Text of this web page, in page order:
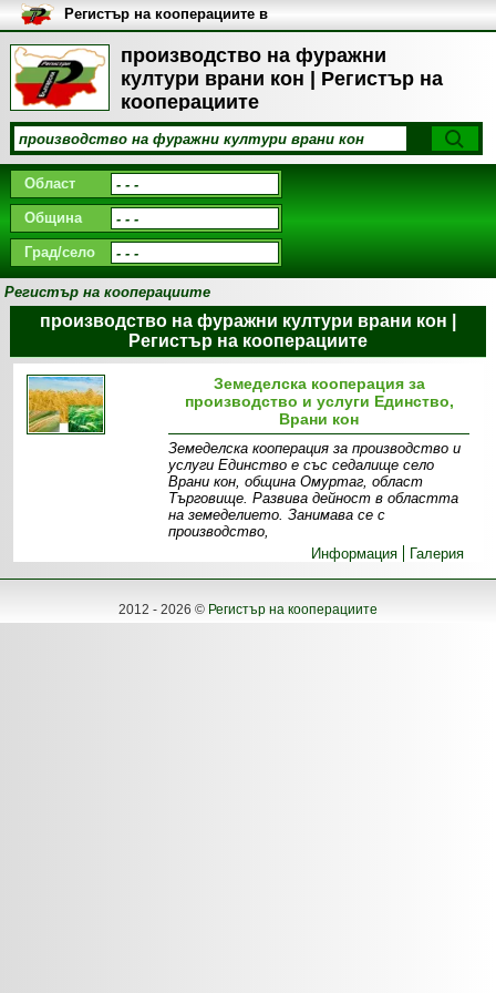
производство на фуражни
култури врани кон | Регистър на
кооперациите
Регистър на кооперациите в
България
Област
Община
Град/село
Регистър на кооперациите
производство на фуражни култури врани кон |
Регистър на кооперациите
Земеделска кооперация за
производство и услуги Единство,
Врани кон
Земеделска кооперация за производство и
услуги Единство е със седалище село
Врани кон, община Омуртаг, област
Търговище. Развива дейност в областта
на земеделието. Занимава се с
производство,
Информация
Галерия
2012 - 2026 © Регистър на кооперациите